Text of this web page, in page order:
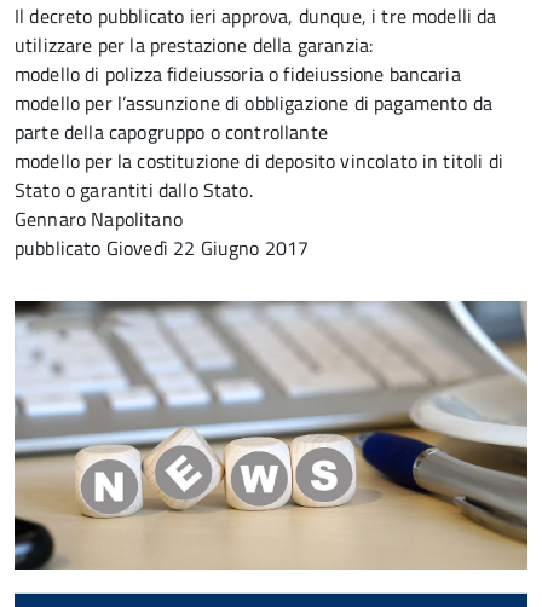
Il decreto pubblicato ieri approva, dunque, i tre modelli da
utilizzare per la prestazione della garanzia:
modello di polizza fideiussoria o fideiussione bancaria
modello per l’assunzione di obbligazione di pagamento da
parte della capogruppo o controllante
modello per la costituzione di deposito vincolato in titoli di
Stato o garantiti dallo Stato.
Gennaro Napolitano
pubblicato Giovedì 22 Giugno 2017